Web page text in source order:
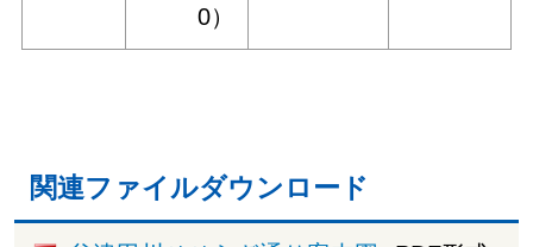
0）
関連ファイルダウンロード